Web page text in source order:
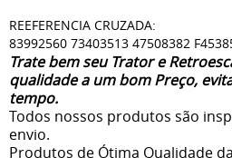
REEFERENCIA CRUZADA:
83992560 73403513 47508382
Trate bem seu Trator e
qualidade a um bom Preço,
tempo.
Todos nossos produtos são
envio.
Produtos de Ótima Qualidade